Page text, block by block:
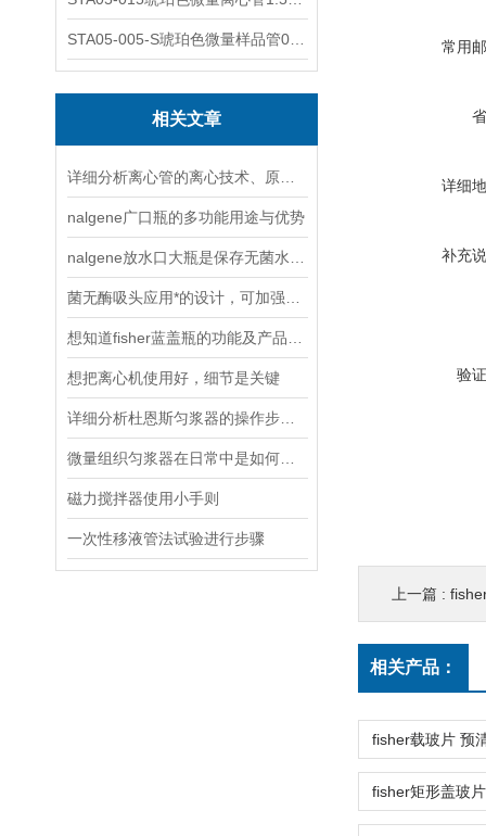
相关文章
nalgene广口瓶的多功能用途与优势
想把离心机使用好，细节是关键
磁力搅拌器使用小手则
一次性移液管法试验进行步骤
常用
详细
补充
验
上一篇 : fisher圆
相关产品：